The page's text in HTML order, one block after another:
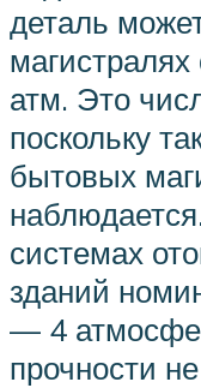
деталь
атм. Это
поскольку
бытовых
системах
зданий
— 4
прочности